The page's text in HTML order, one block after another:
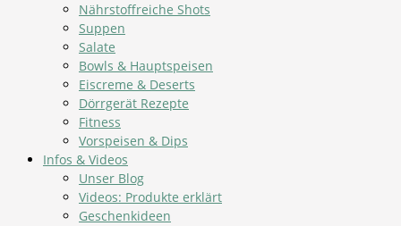
Nährstoffreiche Shots
Suppen
Salate
Bowls & Hauptspeisen
Eiscreme & Deserts
Dörrgerät Rezepte
Fitness
Vorspeisen & Dips
Infos & Videos
Unser Blog
Videos: Produkte erklärt
Geschenkideen